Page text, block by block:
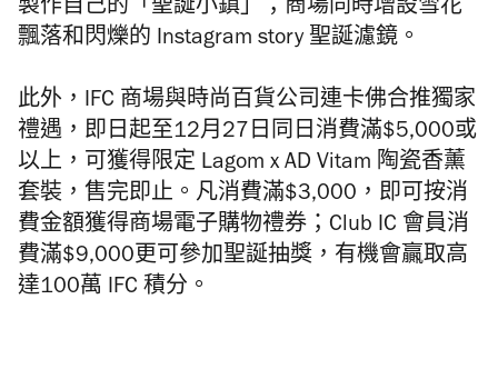
製作自己的「聖誕小鎮」；商場同時增設雪花
飄落和閃爍的 Instagram story 聖誕濾鏡。
此外，IFC 商場與時尚百貨公司連卡佛合推獨家
禮遇，即日起至12月27日同日消費滿$5,000或
以上，可獲得限定 Lagom x AD Vitam 陶瓷香薰
套裝，售完即止。凡消費滿$3,000，即可按消
費金額獲得商場電子購物禮券；Club IC 會員消
費滿$9,000更可參加聖誕抽獎，有機會贏取高
達100萬 IFC 積分。